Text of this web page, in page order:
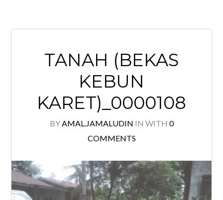
TANAH (BEKAS
KEBUN
KARET)_0000108
BYAMAL.JAMALUDIN IN WITH 0
COMMENTS